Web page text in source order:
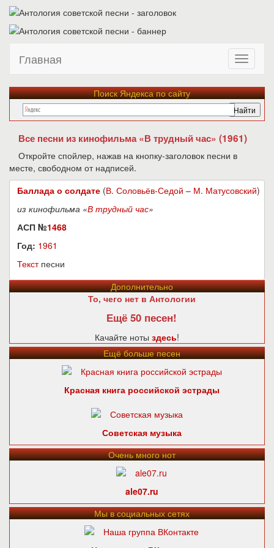
Главная
Поиск Яндекса по сайту
Все песни из кинофильма «В трудный час» (1961)
Откройте спойлер, нажав на кнопку-заголовок песни в
месте, свободном от надписей.
Баллада о солдате (В. Соловьёв-Седой – М. Матусовский)
из кинофильма «В трудный час»
АСП №1468
Год: 1961
Текстпесни
Дополнительно
То, чего нет в Антологии
Ещё 50 песен!
Качайте ноты здесь!
Ещё больше песен
Красная книга российской эстрады
Советская музыка
Очень много нот
ale07.ru
Мы в социальных сетях